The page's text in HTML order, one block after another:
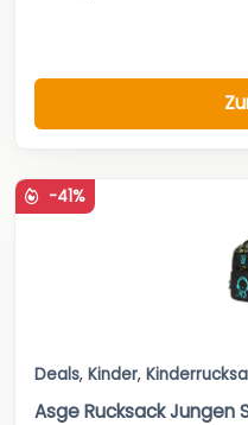
-41%
Deals, Kinder,
Asge Rucksack Jungen